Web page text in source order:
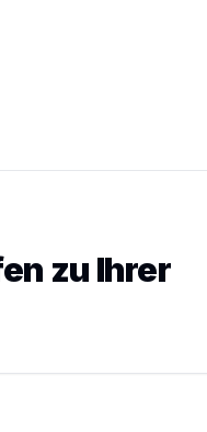
zu Ihrer